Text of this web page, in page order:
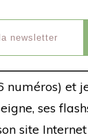
numéros) et
ses
site